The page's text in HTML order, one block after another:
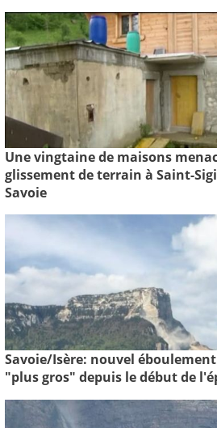
Une vingtaine de maisons
glissement de terrain à Saint-
Savoie
Savoie/Isère: nouvel
"plus gros" depuis le début de